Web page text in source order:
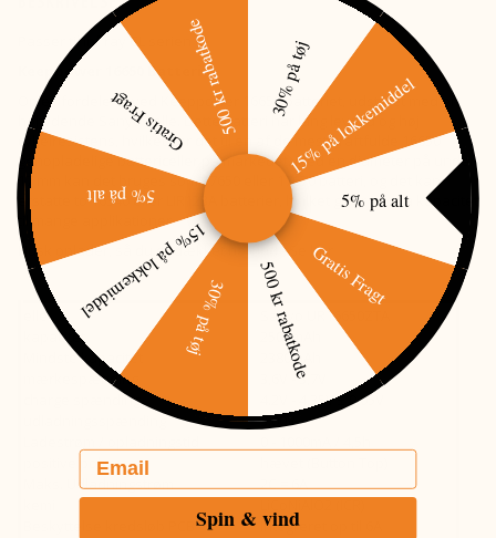
Passer til Infiray CL serien
Keeppower 16650 Batteri
Oplev fordelene ved Keeppower 16650 batteriet, udstyret med en
højtydende Sanyo-celle. Dette batteri har lang levetid og høj
cykelresistens, hvilket gør det til en af de mest kraftfulde 16650
genopladelige battericeller på markedet. Med en diameter på under
17 mm kan det bruges som 17650 eller 17670 batteri, og det kan
erstatte to 16340 eller LIR123A batterier, hvilket giver ekstra kapacitet
til mange applikationer.
Husk oplader, så du er dækket helt ind -Se her
elle
Sanyo UR16650ZTA
kapacitet
2500mAh
Mindste kapacitet
2380mAh
mærkespænding
3,6V - 3,7V
charge spænding
4.2V - 4.35V ± 0.05V
udladningsspænding
3.00V
positive pol
Maks. Udladningstrøm
2C = 6A
integreret op til 6A
30% på tøj
15% på lokkemiddel
5% på alt
Gratis Fragt
500 kr rabatkode
30% på tøj
15% på lokkemiddel
5% på alt
Gratis Fragt500 kr rabatkode
Email
Spin & vind